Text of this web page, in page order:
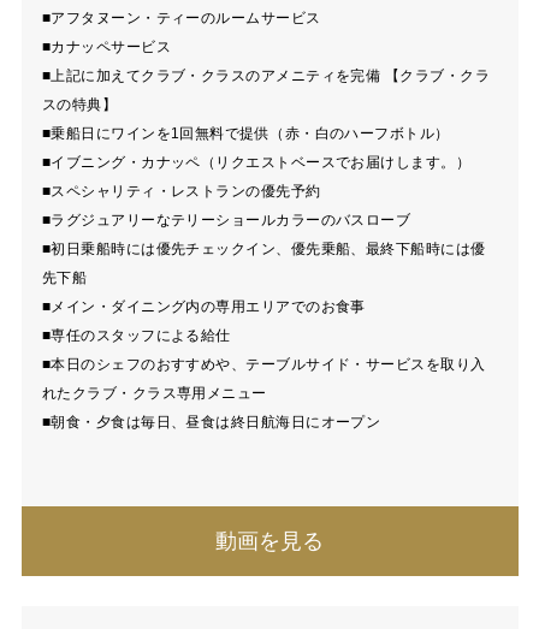
■アフタヌーン・ティーのルームサービス
■カナッペサービス
■上記に加えてクラブ・クラスのアメニティを完備 【クラブ・クラ
スの特典】
■乗船日にワインを1回無料で提供（赤・白のハーフボトル）
■イブニング・カナッペ（リクエストベースでお届けします。）
■スペシャリティ・レストランの優先予約
■ラグジュアリーなテリーショールカラーのバスローブ
■初日乗船時には優先チェックイン、優先乗船、最終下船時には優
先下船
■メイン・ダイニング内の専用エリアでのお食事
■専任のスタッフによる給仕
■本日のシェフのおすすめや、テーブルサイド・サービスを取り入
れたクラブ・クラス専用メニュー
■朝食・夕食は毎日、昼食は終日航海日にオープン
動画を見る